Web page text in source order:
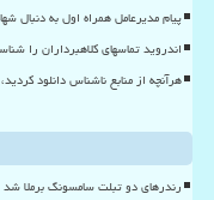
پیام مدیرعامل همراه اول به دنبال
اندروید تماسهای کلاهبرداران را
هرآنچه از منابع ناشناس دانلود
رندرهای دو تبلت سامسونگ برملا شد